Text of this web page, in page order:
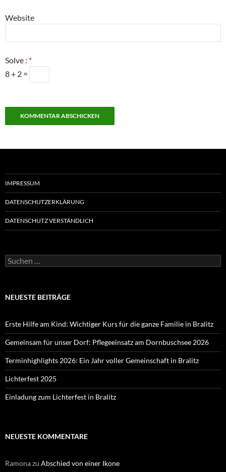
Website
Solve : *
8 + 2 =
IMPRESSUM
DATENSCHUTZERKLÄRUNG
DATENSCHUTZ VERSTÄNDLICH
Suchen
nach:
NEUESTE BEITRÄGE
Erste Hilfe am Kind: Wichtiger Kurs für die ganze Familie in Bralitz
Gemeinsam für unser Dorf: Pflegeeinsatz am Dornbuschsee 2026
Terminhighlights 2026: Ein Jahr voller Gemeinschaft in Bralitz
Lichterfest 2025
Einladung zum Lichterfest in Bralitz
NEUESTE KOMMENTARE
Ramonazu Abschied von einer Ikone